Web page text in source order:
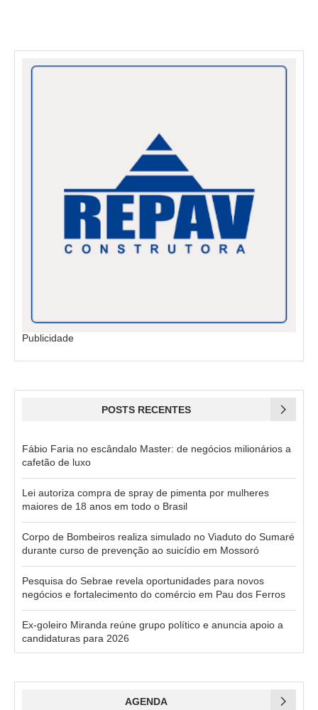
Publicidade
POSTS RECENTES
Fábio Faria no escândalo Master: de negócios milionários a
cafetão de luxo
Lei autoriza compra de spray de pimenta por mulheres
maiores de 18 anos em todo o Brasil
Corpo de Bombeiros realiza simulado no Viaduto do Sumaré
durante curso de prevenção ao suicídio em Mossoró
Pesquisa do Sebrae revela oportunidades para novos
negócios e fortalecimento do comércio em Pau dos Ferros
Ex-goleiro Miranda reúne grupo político e anuncia apoio a
candidaturas para 2026
AGENDA